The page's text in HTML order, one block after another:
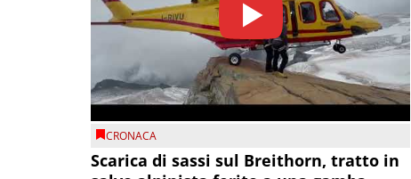
CRONACA
Scarica di sassi sul Breithorn, tratto in